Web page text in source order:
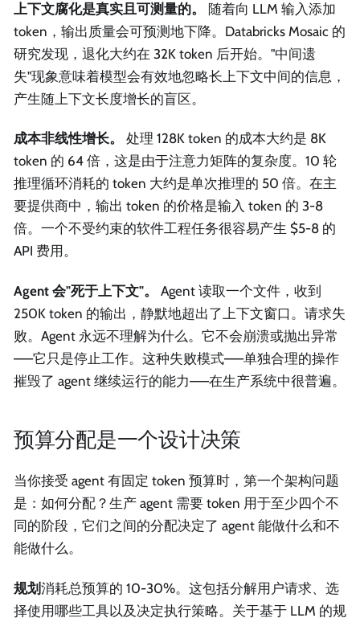
上下文腐化是真实且可测量的。
随着向 LLM 输入添加
token，输出质量会可预测地下降。Databricks Mosaic 的
研究发现，退化大约在 32K token 后开始。"中间遗
失"现象意味着模型会有效地忽略长上下文中间的信息，
产生随上下文长度增长的盲区。
成本非线性增长。
处理 128K token 的成本大约是 8K
token 的 64 倍，这是由于注意力矩阵的复杂度。10 轮
推理循环消耗的 token 大约是单次推理的 50 倍。在主
要提供商中，输出 token 的价格是输入 token 的 3-8
倍。一个不受约束的软件工程任务很容易产生 $5-8 的
API 费用。
Agent 会"死于上下文"。
Agent 读取一个文件，收到
250K token 的输出，静默地超出了上下文窗口。请求失
败。Agent 永远不理解为什么。它不会崩溃或抛出异常
——它只是停止工作。这种失败模式——单独合理的操作
摧毁了 agent 继续运行的能力——在生产系统中很普遍。
预算分配是一个设计决策
当你接受 agent 有固定 token 预算时，第一个架构问题
是：如何分配？生产 agent 需要 token 用于至少四个不
同的阶段，它们之间的分配决定了 agent 能做什么和不
能做什么。
规划消耗总预算的 10-30%。这包括分解用户请求、选
择使用哪些工具以及决定执行策略。关于基于 LLM 的规